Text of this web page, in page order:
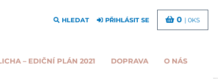
– EDIČNÍ PLÁN 2021 DOPRAVA O NÁS
HLEDAT PŘIHLÁSIT SE 0 | 0KS